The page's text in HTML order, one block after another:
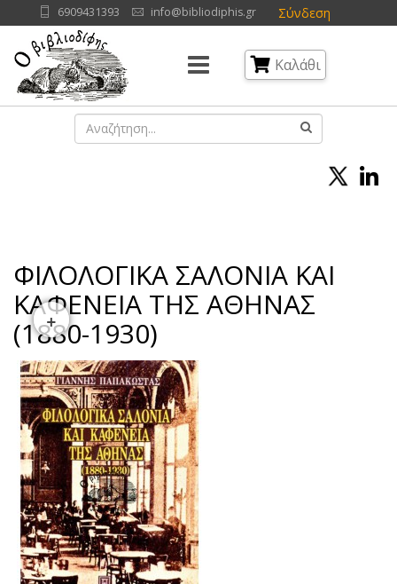
Σύνδεση
6909431393 info@bibliodiphis.gr
Καλάθι
ΦΙΛΟΛΟΓΙΚΑ ΣΑΛΟΝΙΑ ΚΑΙ
ΚΑΦΕΝΕΙΑ ΤΗΣ ΑΘΗΝΑΣ
(1880-1930)
+